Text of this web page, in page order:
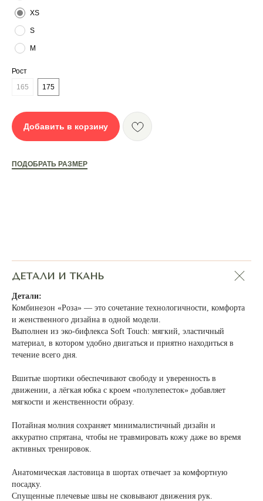
XS
S
M
Рост
165
175
Добавить в корзину
ПОДОБРАТЬ РАЗМЕР
ДЕТАЛИ И ТКАНЬ
Детали:
Комбинезон «Роза» — это сочетание технологичности, комфорта
и женственного дизайна в одной модели.
Выполнен из эко-бифлекса Soft Touch: мягкий, эластичный
материал, в котором удобно двигаться и приятно находиться в
течение всего дня.
Вшитые шортики обеспечивают свободу и уверенность в
движении, а лёгкая юбка с кроем «полулепесток» добавляет
мягкости и женственности образу.
Потайная молния сохраняет минималистичный дизайн и
аккуратно спрятана, чтобы не травмировать кожу даже во время
активных тренировок.
Анатомическая ластовица в шортах отвечает за комфортную
посадку.
Спущенные плечевые швы не сковывают движения рук.
К ЭТОМУ КОМПЛЕКТУ
МОЖЕТ ПОДОЙТИ: